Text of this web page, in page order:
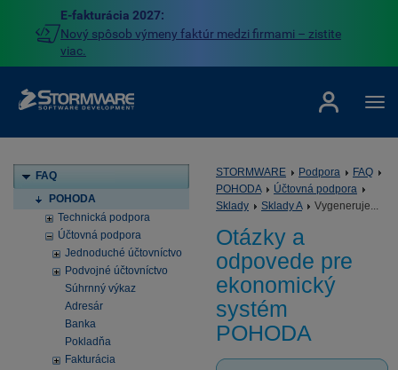
E-fakturácia 2027:
Nový spôsob výmeny faktúr medzi firmami – zistite
viac.
FAQ
POHODA
Technická podpora
Účtovná podpora
Jednoduché účtovníctvo
Podvojné účtovníctvo
Súhrnný výkaz
Adresár
Banka
Pokladňa
Fakturácia
STORMWARE Podpora
FAQ
POHODA
Účtovná podpora
Sklady
Sklady A Vygeneruje...
Otázky a
odpovede pre
ekonomický
systém
POHODA